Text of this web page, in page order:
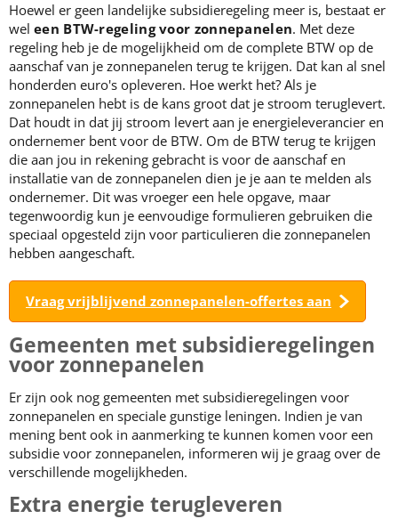
Hoewel er geen landelijke subsidieregeling meer is, bestaat er
wel een BTW-regeling voor zonnepanelen. Met deze
regeling heb je de mogelijkheid om de complete BTW op de
aanschaf van je zonnepanelen terug te krijgen. Dat kan al snel
honderden euro's opleveren. Hoe werkt het? Als je
zonnepanelen hebt is de kans groot dat je stroom teruglevert.
Dat houdt in dat jij stroom levert aan je energieleverancier en
ondernemer bent voor de BTW. Om de BTW terug te krijgen
die aan jou in rekening gebracht is voor de aanschaf en
installatie van de zonnepanelen dien je je aan te melden als
ondernemer. Dit was vroeger een hele opgave, maar
tegenwoordig kun je eenvoudige formulieren gebruiken die
speciaal opgesteld zijn voor particulieren die zonnepanelen
hebben aangeschaft.
Vraag vrijblijvend zonnepanelen-offertes aan
Gemeenten met subsidieregelingen
voor zonnepanelen
Er zijn ook nog gemeenten met subsidieregelingen voor
zonnepanelen en speciale gunstige leningen. Indien je van
mening bent ook in aanmerking te kunnen komen voor een
subsidie voor zonnepanelen, informeren wij je graag over de
verschillende mogelijkheden.
Extra energie terugleveren